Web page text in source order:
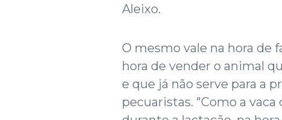
Aleixo.
O mesmo vale na hora de
hora de vender o animal
e que já não serve para a
pecuaristas. "Como a vaca